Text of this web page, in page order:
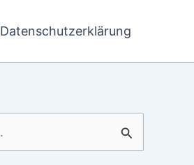
Datenschutzerklärung